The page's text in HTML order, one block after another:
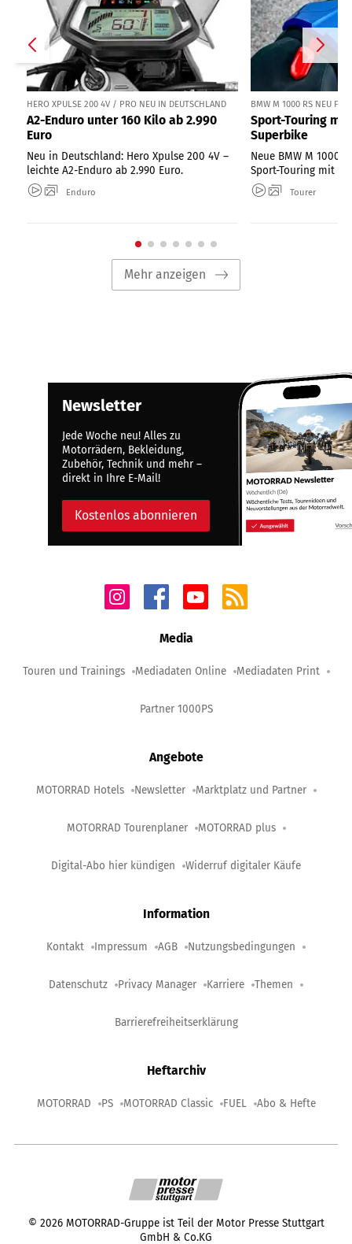
HERO XPULSE 200 4V / PRO NEU IN DEUTSCHLAND
A2-Enduro unter 160 Kilo ab 2.990
Euro
Neu in Deutschland: Hero Xpulse 200 4V –
leichte A2-Enduro ab 2.990 Euro.
Enduro
BMW M 1000 RS NEU
Sport-Touring mit
Superbike
Neue BMW M 1000
Sport-Touring mit
Tourer
Mehr anzeigen
Newsletter
Jede Woche neu! Alles zu
Motorrädern, Bekleidung,
Zubehör, Technik und mehr –
direkt in Ihre E-Mail!
Kostenlos abonnieren
Media
Touren und Trainings Mediadaten Online Mediadaten Print
Partner 1000PS
Angebote
MOTORRAD Hotels Newsletter Marktplatz und Partner
MOTORRAD Tourenplaner MOTORRAD plus
Digital-Abo hier kündigen Widerruf digitaler Käufe
Information
Kontakt Impressum AGB Nutzungsbedingungen
Datenschutz Privacy Manager Karriere Themen
Barrierefreiheitserklärung
Heftarchiv
MOTORRAD PS MOTORRAD Classic FUEL Abo & Hefte
© 2026 MOTORRAD-Gruppe ist Teil der Motor Presse Stuttgart
GmbH & Co.KG